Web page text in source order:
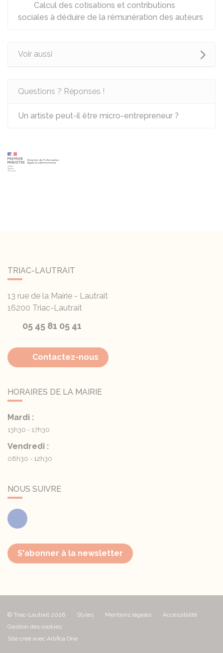
Calcul des cotisations et contributions
sociales à déduire de la rémunération des auteurs
Voir aussi
Questions ? Réponses !
Un artiste peut-il être micro-entrepreneur ?
TRIAC-LAUTRAIT
13 rue de la Mairie - Lautrait
16200 Triac-Lautrait
05 45 81 05 41
Contactez-nous
HORAIRES DE LA MAIRIE
Mardi :
13h30 - 17h30
Vendredi :
08h30 - 12h30
NOUS SUIVRE
Facebook
S'abonner à la newsletter
© Triac-Lautrait 2026 Styles Mentions légales
Accessibilité
Gestion des cookies
Site créé avec Artifica One